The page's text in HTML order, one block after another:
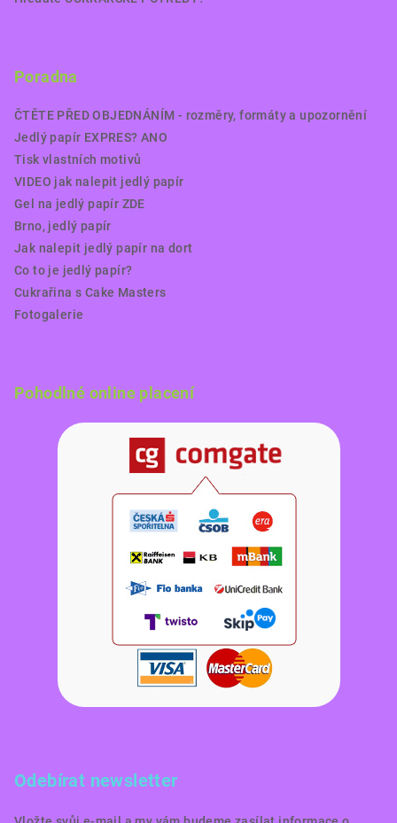
Poradna
ČTĚTE PŘED OBJEDNÁNÍM - rozměry, formáty a upozornění
Jedlý papír EXPRES? ANO
Tisk vlastních motivů
VIDEO jak nalepit jedlý papír
Gel na jedlý papír ZDE
Brno, jedlý papír
Jak nalepit jedlý papír na dort
Co to je jedlý papír?
Cukrařina s Cake Masters
Fotogalerie
Pohodlné online placení
Odebírat newsletter